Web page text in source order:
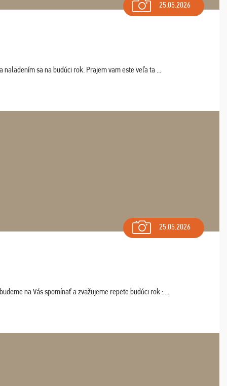
25.05.2026
sa na budúci rok. Prajem vam este veľa ta ...
25.05.2026
na Vás spomínať a zväžujeme repete budúci rok : ...